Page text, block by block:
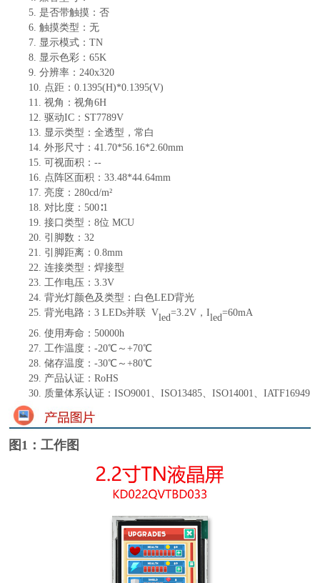
5. 是否带触摸： 否
6. 触摸类型： 无
7. 显示模式： TN
8. 显示色彩： 65K
9. 分辨率： 240x320
10. 点距： 0.1395(H)*0.1395(V)
11. 视角：视角6H
12. 驱动IC： ST7789V
13. 显示类型：全透型，常白
14. 外形尺寸： 41.70*56.16*2.60mm
15. 可视面积： --
16. 点阵区面积： 33.48*44.64mm
17. 亮度： 280cd/m²
18. 对比度： 500∶1
19. 接口类型： 8位 MCU
20. 引脚数： 32
21. 引脚距离： 0.8mm
22. 连接类型 ： 焊接型
23. 工作电压： 3.3V
24. 背光灯颜色及类型 ： 白色LED背光
25. 背光电路： 3 LEDs并联 Vled=3.2V， Iled=60mA
26. 使用寿命： 50000h
27. 工作温度： -20℃～+70℃
28. 储存温度： -30℃～+80℃
29. 产品认证： RoHS
30.
质量体系认证： ISO9001、ISO13485、ISO14001、IATF16949
图1：工作图